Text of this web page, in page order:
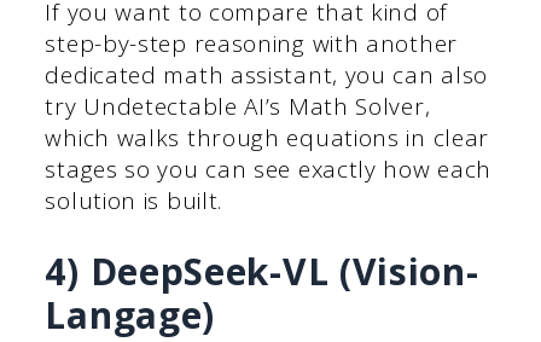
If you want to compare that kind of
step-by-step reasoning with another
dedicated math assistant, you can also
try Undetectable AI’s Math Solver,
which walks through equations in clear
stages so you can see exactly how each
solution is built.
4) DeepSeek-VL (Vision-
Langage)